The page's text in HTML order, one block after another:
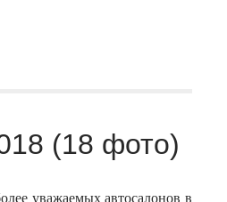
(18 фото)
уважаемых автосалонов в